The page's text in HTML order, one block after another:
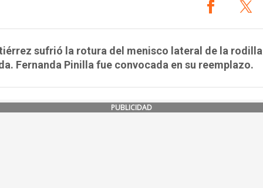
sufrió la rotura del menisco lateral de la rodilla
Fernanda Pinilla fue convocada en su reemplazo.
PUBLICIDAD